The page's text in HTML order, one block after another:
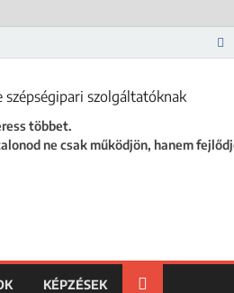
többet.
ne csak működjön, hanem
KÉPZÉSEK